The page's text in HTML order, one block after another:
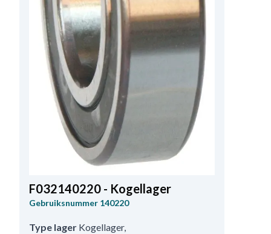
F032140220 - Kogellager
Gebruiksnummer 140220
Type lager Kogellager,